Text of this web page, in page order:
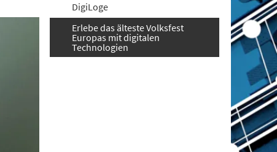
DigiLoge
Erlebe das älteste Volksfest
Europas mit digitalen
Technologien